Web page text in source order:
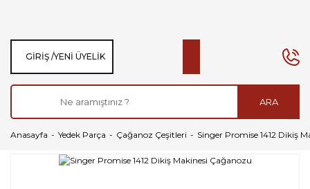
ARA
GIRIŞ /YENI ÜYELIK
Anasayfa Yedek Parça Çağanoz Çeşitleri Singer Promise 1412 Dikiş